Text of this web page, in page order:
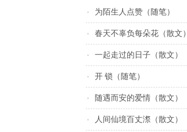
为陌生人点赞（随笔）
春天不辜负每朵花（散文）
一起走过的日子（散文）
开 锁（随笔）
随遇而安的爱情（散文）
人间仙境百丈漈（散文）